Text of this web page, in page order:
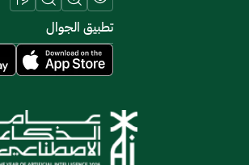
تطبيق الجوال